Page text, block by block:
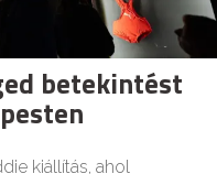
betekintést
kiállítás, ahol